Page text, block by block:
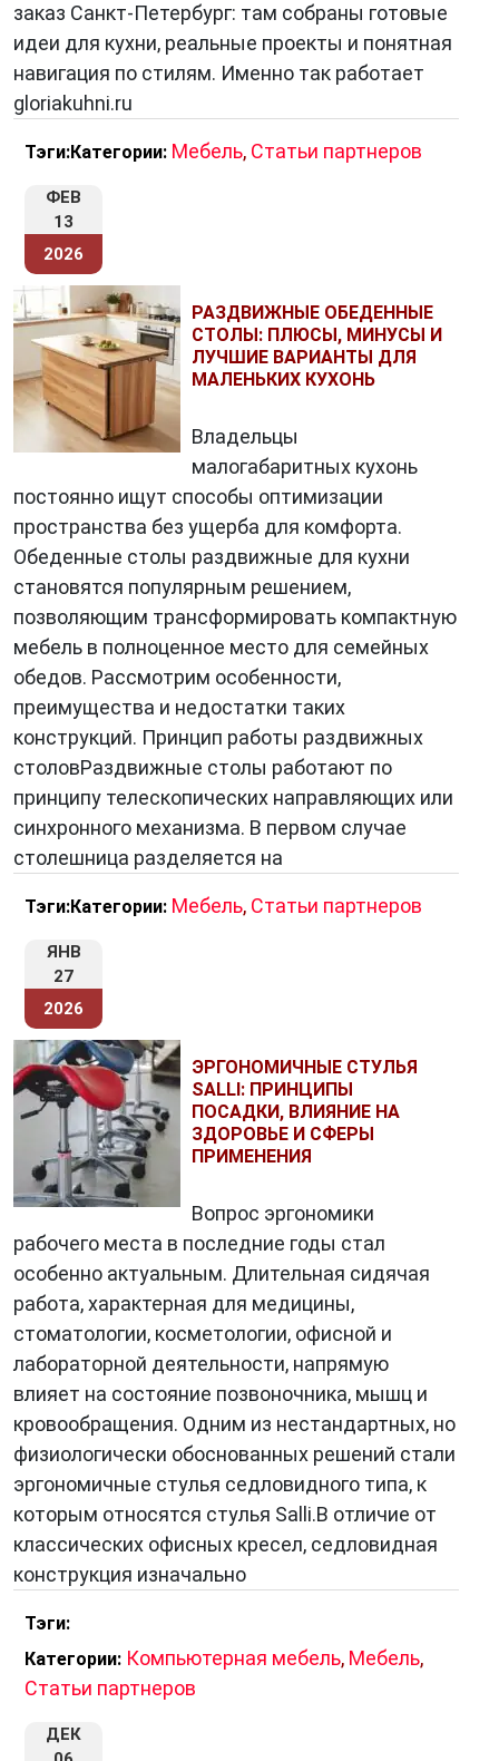
заказ Санкт-Петербург: там собраны готовые
идеи для кухни, реальные проекты и понятная
навигация по стилям. Именно так работает
gloriakuhni.ru
Тэги:Категории: Мебель, Статьи партнеров
ФЕВ
13
2026
РАЗДВИЖНЫЕ ОБЕДЕННЫЕ
СТОЛЫ: ПЛЮСЫ, МИНУСЫ И
ЛУЧШИЕ ВАРИАНТЫ ДЛЯ
МАЛЕНЬКИХ КУХОНЬ
Владельцы
малогабаритных кухонь
постоянно ищут способы оптимизации
пространства без ущерба для комфорта.
Обеденные столы раздвижные для кухни
становятся популярным решением,
позволяющим трансформировать компактную
мебель в полноценное место для семейных
обедов. Рассмотрим особенности,
преимущества и недостатки таких
конструкций. Принцип работы раздвижных
столовРаздвижные столы работают по
принципу телескопических направляющих или
синхронного механизма. В первом случае
столешница разделяется на
Тэги:Категории: Мебель, Статьи партнеров
ЯНВ
27
2026
ЭРГОНОМИЧНЫЕ СТУЛЬЯ
SALLI: ПРИНЦИПЫ
ПОСАДКИ, ВЛИЯНИЕ НА
ЗДОРОВЬЕ И СФЕРЫ
ПРИМЕНЕНИЯ
Вопрос эргономики
рабочего места в последние годы стал
особенно актуальным. Длительная сидячая
работа, характерная для медицины,
стоматологии, косметологии, офисной и
лабораторной деятельности, напрямую
влияет на состояние позвоночника, мышц и
кровообращения. Одним из нестандартных, но
физиологически обоснованных решений стали
эргономичные стулья седловидного типа, к
которым относятся стулья Salli.В отличие от
классических офисных кресел, седловидная
конструкция изначально
Тэги:
Категории: Компьютерная мебель, Мебель,
Статьи партнеров
ДЕК